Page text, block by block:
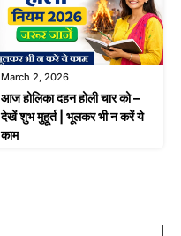
March 2, 2026
आज होलिका दहन होली चार को –
देखें शुभ मुहूर्त | भूलकर भी न करें ये
काम